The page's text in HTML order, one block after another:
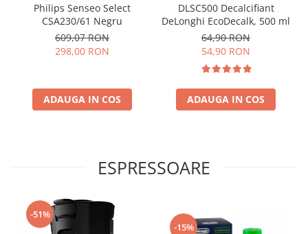
Philips Senseo Select
CSA230/61 Negru
609,07 RON
298,00 RON
ADAUGA IN COS
DLSC500 Decalcifiant
DeLonghi EcoDecalk, 500 ml
64,90 RON
54,90 RON
ADAUGA IN COS
ESPRESSOARE
-51%
-15%